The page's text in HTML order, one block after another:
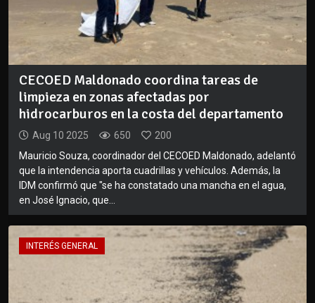
CECOED Maldonado coordina tareas de
limpieza en zonas afectadas por
hidrocarburos en la costa del departamento
Aug 10 2025 650
200
Mauricio Souza, coordinador del CECOED Maldonado, adelantó
que la intendencia aporta cuadrillas y vehículos. Además, la
IDM confirmó que "se ha constatado una mancha en el agua,
en José Ignacio, que...
INTERÉS GENERAL